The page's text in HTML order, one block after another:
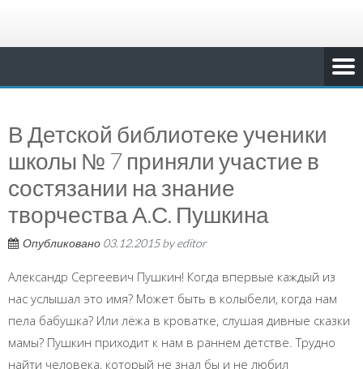
В Детской библиотеке ученики
школы № 7 приняли участие в
состязании на знание
творчества А.С. Пушкина
Опубликовано 03.12.2015byeditor
Александр Сергеевич Пушкин! Когда впервые каждый из
нас услышал это имя? Может быть в колыбели, когда нам
пела бабушка? Или лёжа в кроватке, слушая дивные сказки
мамы? Пушкин приходит к нам в раннем детстве. Трудно
найти человека, который не знал бы и не любил